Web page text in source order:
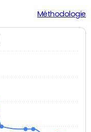
Méthodologie